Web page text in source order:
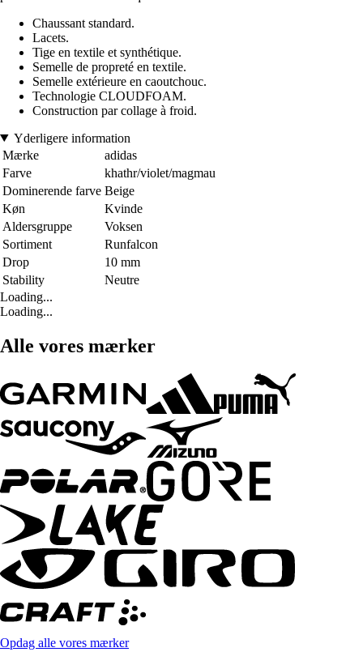
Chaussant standard.
Lacets.
Tige en textile et synthétique.
Semelle de propreté en textile.
Semelle extérieure en caoutchouc.
Technologie CLOUDFOAM.
Construction par collage à froid.
Yderligere information
Mærke
adidas
Farve
khathr/violet/magmau
Dominerende farve Beige
Køn
Kvinde
Aldersgruppe
Voksen
Sortiment
Runfalcon
Drop
10 mm
Stability
Neutre
Loading...
Loading...
Alle vores mærker
Opdag alle vores mærker